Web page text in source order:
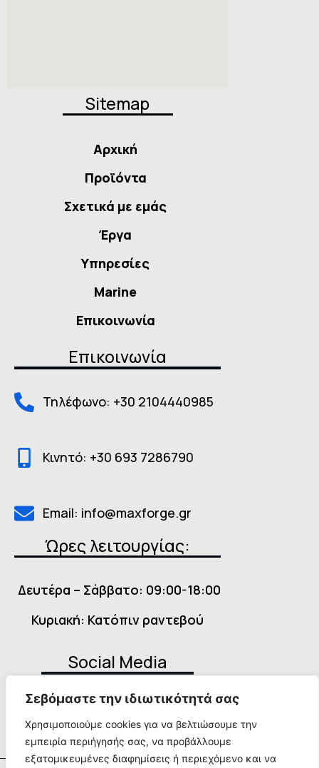
Σεβόμαστε την ιδιωτικότητά σας
Χρησιμοποιούμε cookies για να βελτιώσουμε την
εμπειρία περιήγησής σας, να προβάλλουμε
εξατομικευμένες διαφημίσεις ή περιεχόμενο και να
Sitemap
Αρχική
Προϊόντα
Σχετικά με εμάς
Έργα
Υπηρεσίες
Marine
Επικοινωνία
Επικοινωνία
Τηλέφωνο: +30 2104440985
Κινητό: +30 693 7286790
Email: info@maxforge.gr
Ώρες λειτουργίας:
Δευτέρα – Σάββατο: 09:00-18:00
Κυριακή: Κατόπιν ραντεβού
Social Media